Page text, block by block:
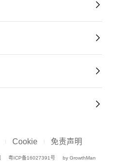
粤ICP备16027391号 by GrowthMan
Cookie 免责声明